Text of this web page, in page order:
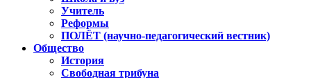
Учитель
Реформы
ПОЛЁТ (научно-педагогический вестник)
Общество
История
Свободная трибуна